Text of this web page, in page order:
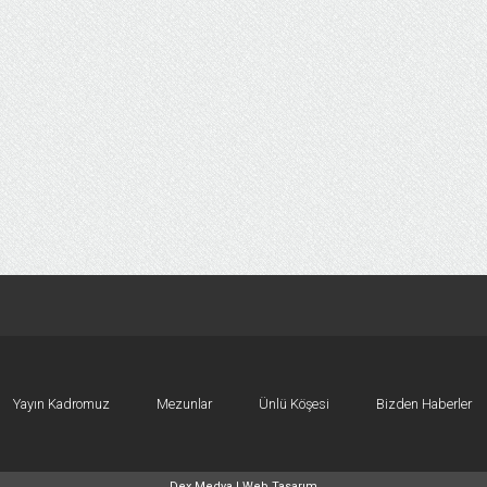
Yayın Kadromuz Mezunlar Ünlü Köşesi Bizden Haberler